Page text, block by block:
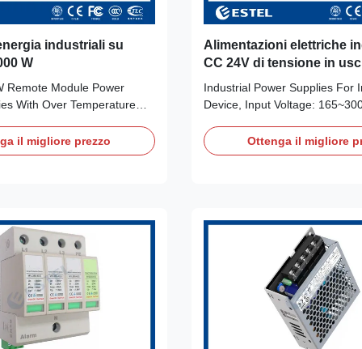
industriali su
W
Remote Module Power
With Over Temperature
(Mainland) Input Voltage:
Name: ESTEL Output
Frequency:
Certification: ISO9001, CE,
Input Current: 7.5A
device,Satellite
ground station Power
il migliore prezzo
Alimentazioni elettriche
CC 24V di tensione in
Industrial Power Supplies For
Device, Input Voltage:
Details: Place of Origin:
(Mainland) Input Voltage:
Supplies Input Frequency:
Certification: ISO9001, CE, 3C,
Max. Output Current:16A
Industrial Equipment Payment
Ottenga il migliore